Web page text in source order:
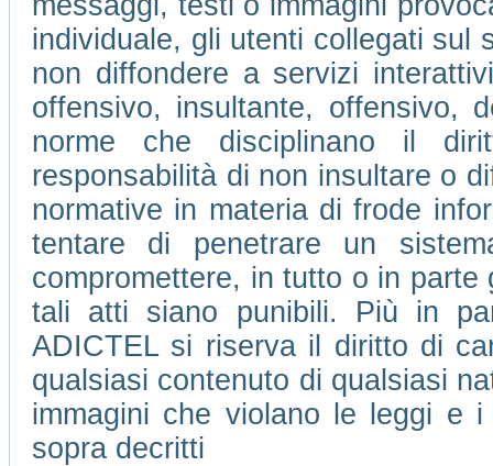
individuale, gli utenti collegati sul
non diffondere a servizi
offensivo, insultante, offensivo,
norme che disciplinano il
responsabilità di non insultare o
normative in materia di frode
tentare di penetrare un
compromettere, in tutto o in
tali atti siano punibili. Più in
ADICTEL si riserva il diritto di
qualsiasi contenuto di qualsiasi
immagini che violano le leggi e
sopra decritti